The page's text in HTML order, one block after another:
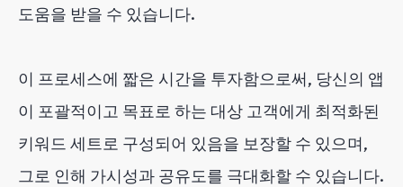
도움을 받을 수 있습니다.
이 프로세스에 짧은 시간을 투자함으로써, 당신의 앱
이 포괄적이고 목표로 하는 대상 고객에게 최적화된
키워드 세트로 구성되어 있음을 보장할 수 있으며,
그로 인해 가시성과 공유도를 극대화할 수 있습니다.